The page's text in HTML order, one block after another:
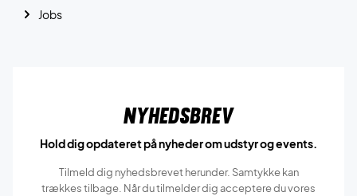
Jobs
Nyhedsbrev
Hold dig opdateret på nyheder om udstyr og events.
Tilmeld dig nyhedsbrevet herunder. Samtykke kan
trækkes tilbage. Når du tilmelder dig acceptere du vores